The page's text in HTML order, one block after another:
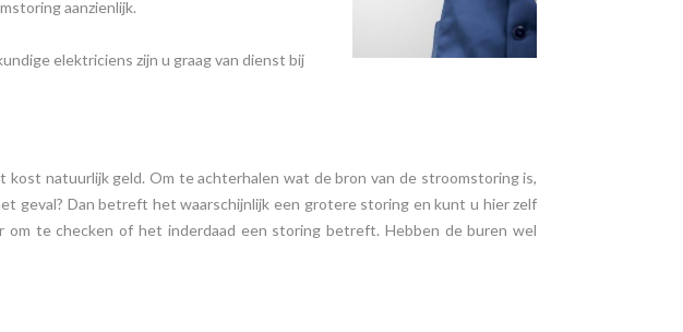
aanzienlijk.
elektriciens zijn u graag van dienst bij
natuurlijk geld. Om te achterhalen wat de bron van de stroomstoring is,
geval? Dan betreft het waarschijnlijk een grotere storing en kunt u hier zelf
te checken of het inderdaad een storing betreft. Hebben de buren wel